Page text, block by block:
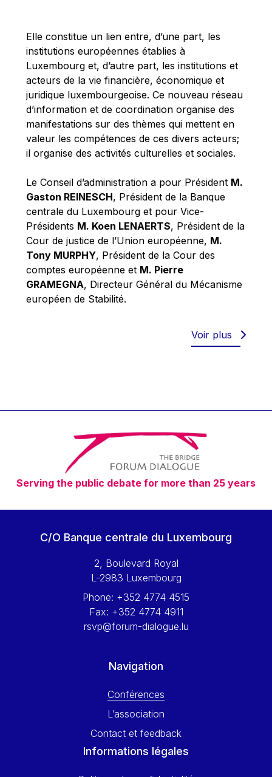
Mireille Delmas-Marty
Nobuo Tanaka
Otmar Issing
Paolo Mengozzi
Paschal Donohoe
Pat Cox
Patrizia Nanz
Philippe Maystadt
Pierre Gramegna
Richard Pelly
Robert Goebbels
Robert REYNDERS
Robert WEIDES
Rolf Tarrach
Vassilios Skouris
Vítor Manuel da Silva Caldeira
Viviane Reding
Walter Hagg
Walter RADERMACHER
Werner Hoyer
Yossi Beillin
Yves Mersch
Elle constitue un lien entre, d’une part, les
institutions européennes établies à
Luxembourg et, d’autre part, les institutions et
acteurs de la vie financière, économique et
juridique luxembourgeoise. Ce nouveau réseau
d’information et de coordination organise des
manifestations sur des thèmes qui mettent en
valeur les compétences de ces divers acteurs;
il organise des activités culturelles et sociales.
Le Conseil d’administration a pour Président M.
Gaston REINESCH, Président de la Banque
centrale du Luxembourg et pour Vice-
Présidents M. Koen LENAERTS, Président de la
Cour de justice de l’Union européenne, M.
Tony MURPHY, Président de la Cour des
comptes européenne et M. Pierre
GRAMEGNA, Directeur Général du Mécanisme
européen de Stabilité.
Voir plus
Serving the public debate for more than 25 years
C/O Banque centrale du Luxembourg
2, Boulevard Royal
L-2983 Luxembourg
Phone: +352 4774 4515
Fax: +352 4774 4911
rsvp@forum-dialogue.lu
Navigation
Conférences
L’association
Contact et feedback
Informations légales